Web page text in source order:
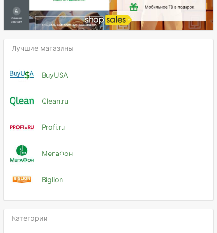
Лучшие магазины
BuyUSA
Qlean.ru
Profi.ru
МегаФон
Biglion
Категории